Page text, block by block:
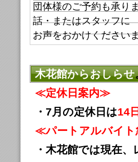
団体様のご予約も承り
話・またはスタッフに
お声をおかけください
木花館からおしらせ
≪定休日案内≫
・7月 の定休日は14
≪パートアルバイ
・木花館では現在